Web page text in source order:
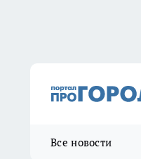
Все новости